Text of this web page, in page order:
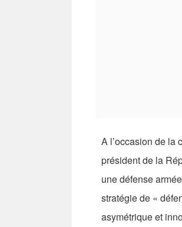
A l’occasion de la
président de la
une défense
stratégie de «
asymétrique et